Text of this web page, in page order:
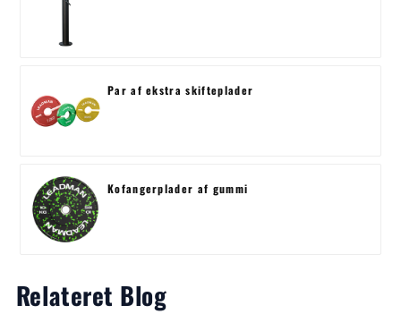
Par af ekstra skifteplader
Kofangerplader af gummi
Relateret Blog